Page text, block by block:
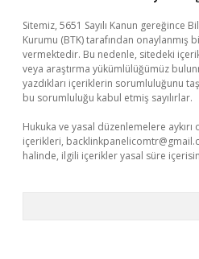
Sitemiz, 5651 Sayılı Kanun gereğince
Kurumu (BTK) tarafından onaylanmış
vermektedir. Bu nedenle, sitedeki
veya araştırma yükümlülüğümüz
yazdıkları içeriklerin sorumluluğunu
bu sorumluluğu kabul etmiş sayılırlar.
Hukuka ve yasal düzenlemelere
içerikleri,
halinde, ilgili içerikler yasal süre